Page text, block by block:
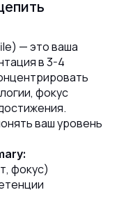
— это ваша
в 3-4
фокус
ваш уровень
фокус)